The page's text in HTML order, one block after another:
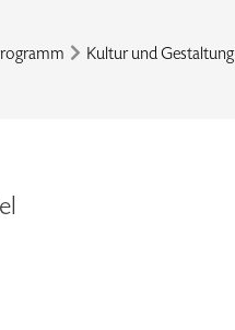
Kultur und Gestaltung